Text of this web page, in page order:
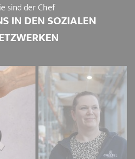
sind der Chef
IN DEN SOZIALEN